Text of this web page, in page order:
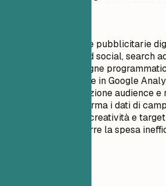
Direttrice campagne pubblicitarie
di esperienza in paid social, search
marketing e campagne
crescita. Competente in Google
HubSpot, segmentazione audience
performance. Trasforma i dati di
pratiche su budget, creatività e
l’acquisizione e ridurre la spesa